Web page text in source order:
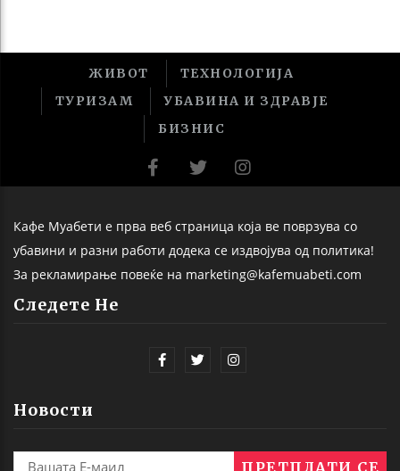
ЖИВОТ
ТЕХНОЛОГИЈА
ТУРИЗАМ
УБАВИНА И ЗДРАВЈЕ
БИЗНИС
Кафе Муабети е прва веб страница која ве поврзува со
убавини и разни работи додека се издвојува од политика!
За рекламирање повеќе на marketing@kafemuabeti.com
Следете Не
Новости